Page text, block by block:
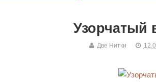
Узорчатый
Две Нитки